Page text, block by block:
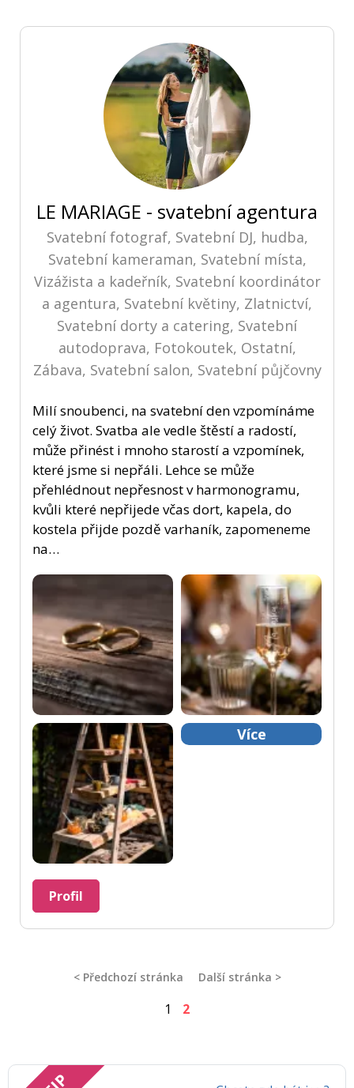
LE MARIAGE - svatební agentura
Svatební fotograf, Svatební DJ, hudba,
Svatební kameraman, Svatební místa,
Vizážista a kadeřník, Svatební koordinátor
a agentura, Svatební květiny, Zlatnictví,
Svatební dorty a catering, Svatební
autodoprava, Fotokoutek, Ostatní,
Zábava, Svatební salon, Svatební půjčovny
Milí snoubenci, na svatební den vzpomínáme
celý život. Svatba ale vedle štěstí a radostí,
může přinést i mnoho starostí a vzpomínek,
které jsme si nepřáli. Lehce se může
přehlédnout nepřesnost v harmonogramu,
kvůli které nepřijede včas dort, kapela, do
kostela přijde pozdě varhaník, zapomeneme
na…
Více
Profil
< Předchozí stránka Další stránka >
1 2